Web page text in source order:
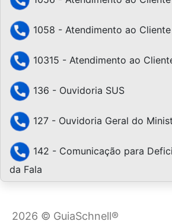
1058 - Atendimento ao
10315 - Atendimento ao
136 - Ouvidoria SUS
127 - Ouvidoria Geral do
142 - Comunicação para
da Fala
2026 © GuiaSchnell®